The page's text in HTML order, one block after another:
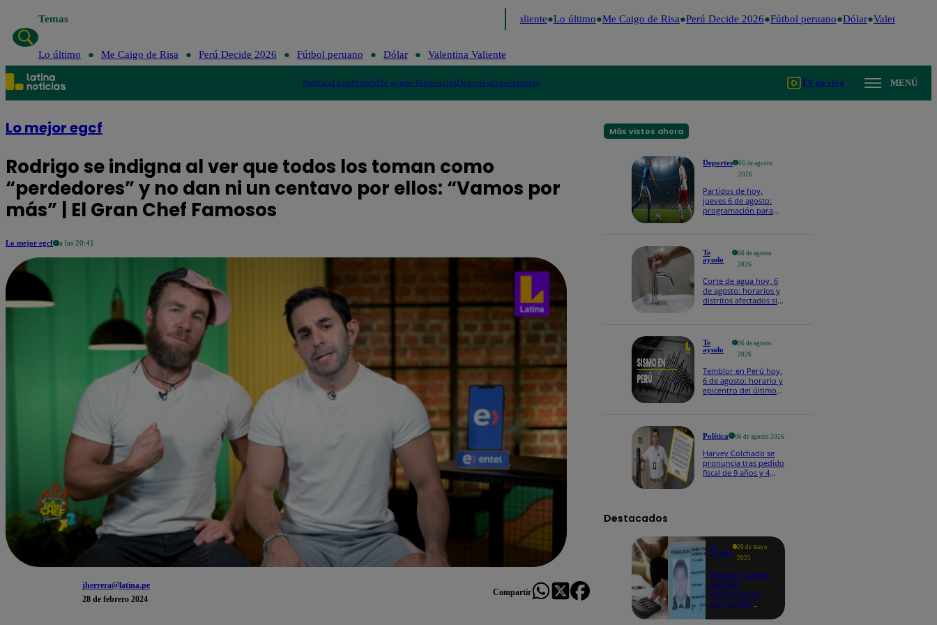
Temas Valentina Valiente Lo último Me Caigo de Risa Perú Decide 2026 Fútbol peruano Dólar Valentina
Lo último Me Caigo de Risa Perú Decide 2026 Fútbol peruano Dólar Valentina Valiente
PolíticaLimaMundoTe ayudoTendenciasDeportesEspectáculos TV en vivo MENÚ
Lo mejor egcf
Rodrigo se indigna al ver que todos los toman como
“perdedores” y no dan ni un centavo por ellos: “Vamos por
más” | El Gran Chef Famosos
Lo mejor egcf a las 20:41
jherrera@latina.pe
28 de febrero 2024
Compartir
Más vistos ahora
Deportes
06 de agosto
2026
Partidos de hoy,
jueves 6 de agosto:
programación para
Te
ayudo
06 de agosto
2026
Corte de agua hoy, 6
de agosto: horarios y
distritos afectados sin
Te
ayudo
06 de agosto
2026
Temblor en Perú hoy,
6 de agosto: horario y
epicentro del último
Política 06 de agosto 2026
Harvey Colchado se
pronuncia tras pedido
fiscal de 9 años y 4
Destacados
Te
ayudo
26 de mayo
2025
Revisa si tienes
deudas
consultando
con tu DNI: